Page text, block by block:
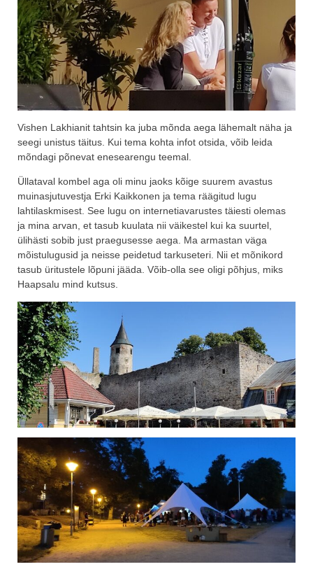
Vishen Lakhianit tahtsin ka juba mõnda aega lähemalt näha ja
seegi unistus täitus. Kui tema kohta infot otsida, võib leida
mõndagi põnevat enesearengu teemal.
Üllataval kombel aga oli minu jaoks kõige suurem avastus
muinasjutuvestja Erki Kaikkonen ja tema räägitud lugu
lahtilaskmisest. See lugu on internetiavarustes täiesti olemas
ja mina arvan, et tasub kuulata nii väikestel kui ka suurtel,
ülihästi sobib just praegusesse aega. Ma armastan väga
mõistulugusid ja neisse peidetud tarkuseteri. Nii et mõnikord
tasub üritustele lõpuni jääda. Võib-olla see oligi põhjus, miks
Haapsalu mind kutsus.